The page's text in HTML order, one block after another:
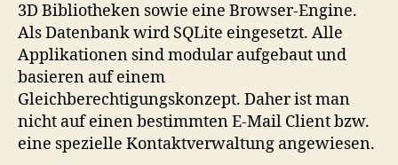
3D Bibliotheken sowie eine Browser-Engine.
Als Datenbank wird SQLite eingesetzt. Alle
Applikationen sind modular aufgebaut und
basieren auf einem
Gleichberechtigungskonzept. Daher ist man
nicht auf einen bestimmten E-Mail Client bzw.
eine spezielle Kontaktverwaltung angewiesen.